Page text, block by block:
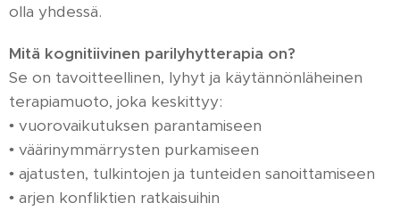
olla yhdessä.
Mitä kognitiivinen parilyhytterapia on?
Se on tavoitteellinen, lyhyt ja käytännönläheinen
terapiamuoto, joka keskittyy:
• vuorovaikutuksen parantamiseen
• väärinymmärrysten purkamiseen
• ajatusten, tulkintojen ja tunteiden sanoittamiseen
• arjen konfliktien ratkaisuihin